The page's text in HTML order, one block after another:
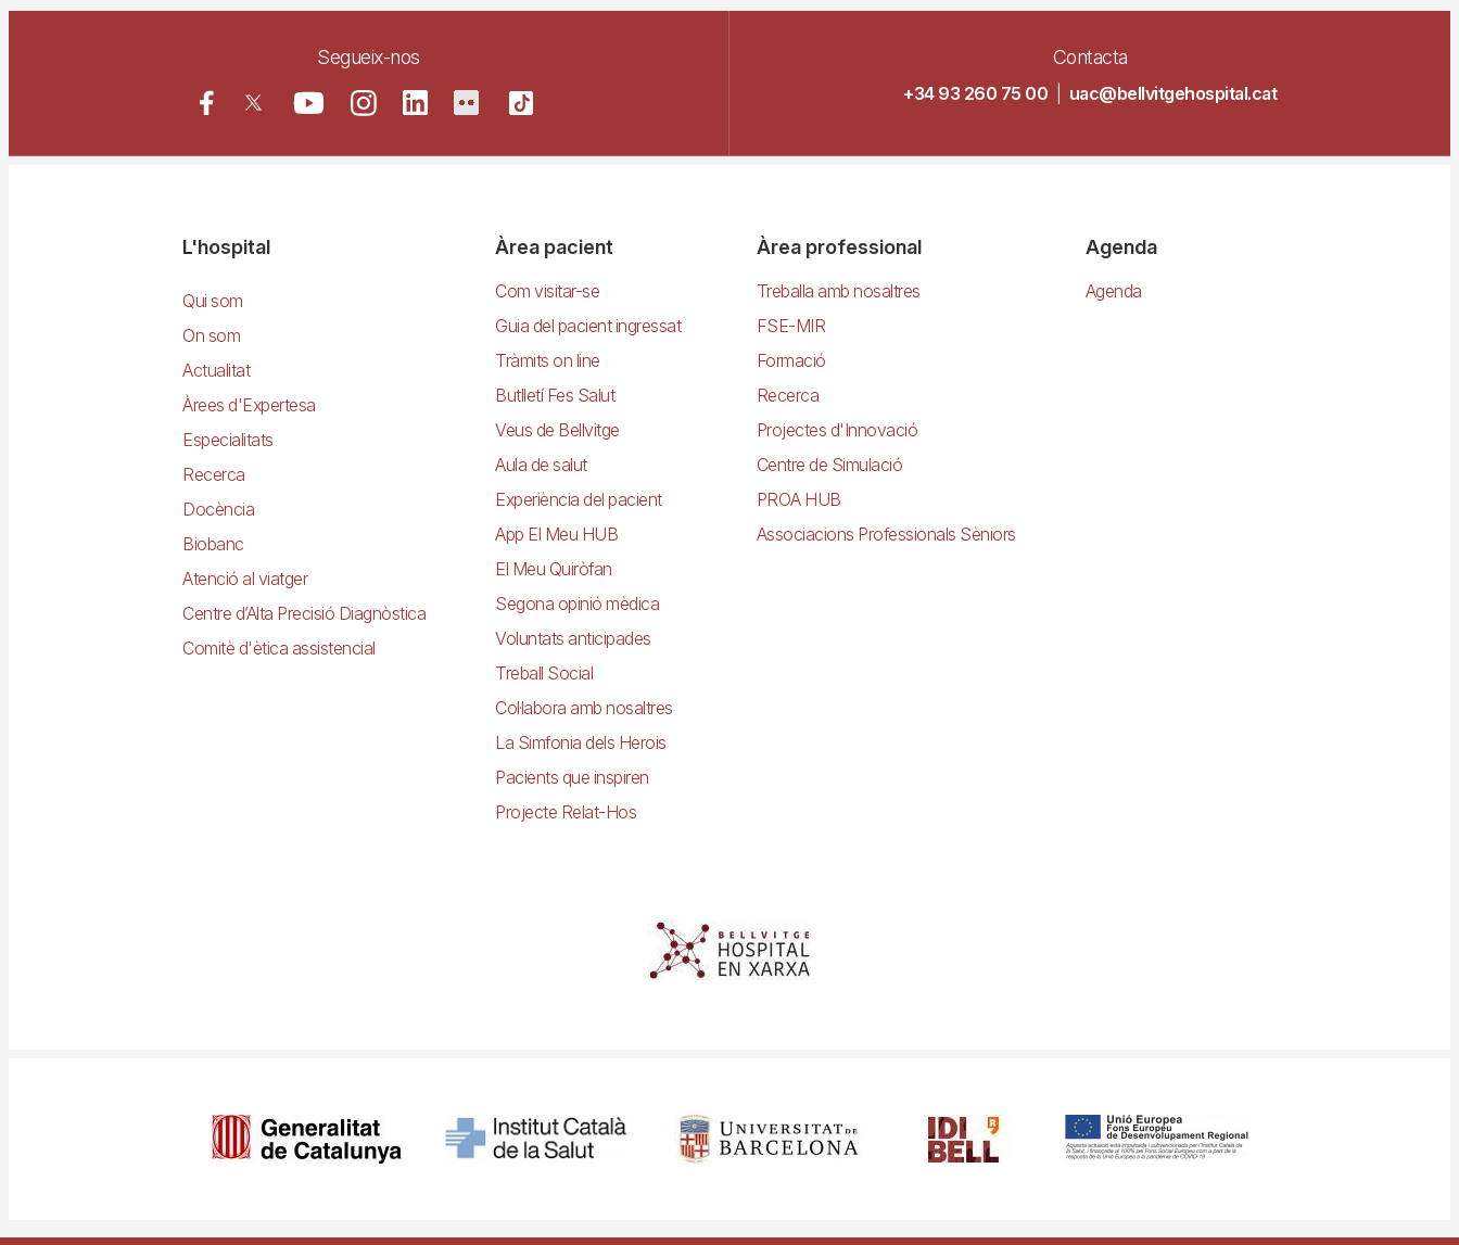
Segueix-nos Contacta
+34 93 260 75 00 uac@bellvitgehospital.cat
NavegacióL'hospital
Qui som
On som
Actualitat
Àrees d'Expertesa
Especialitats
Recerca
Docència
Biobanc
Atenció al viatger
Centre d’Alta Precisió Diagnòstica
Comitè d'ètica assistencial
Àrea pacient
Com visitar-se
Guia del pacient ingressat
Tràmits on line
Butlletí Fes Salut
Veus de Bellvitge
Aula de salut
Experiència del pacient
App El Meu HUB
El Meu Quiròfan
Segona opinió mèdica
Voluntats anticipades
Treball Social
Col·labora amb nosaltres
La Simfonia dels Herois
Pacients que inspiren
Projecte Relat-Hos
Àrea professional
Treballa amb nosaltres
FSE-MIR
Formació
Recerca
Projectes d'Innovació
Centre de Simulació
PROA HUB
Associacions Professionals Sèniors
Agenda
Agenda